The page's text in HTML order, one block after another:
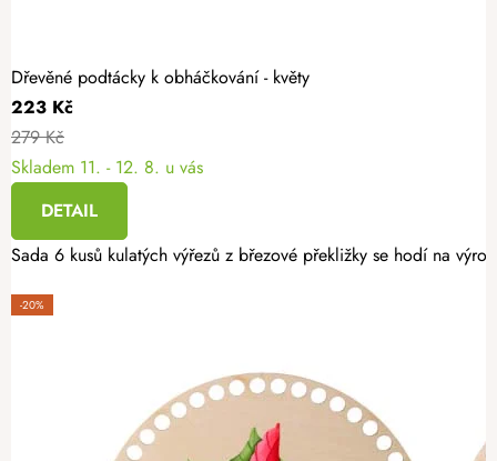
Dřevěné podtácky k obháčkování - květy
223 Kč
279 Kč
Skladem 11. - 12. 8. u vás
DETAIL
Sada 6 kusů kulatých výřezů z březové překližky se hodí na
-20%